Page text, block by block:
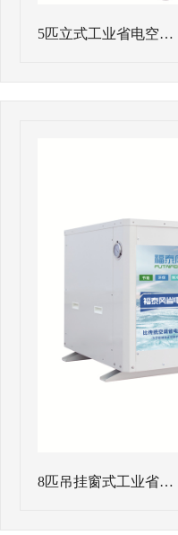
5匹立式工业省电空…
8匹吊挂窗式工业省…